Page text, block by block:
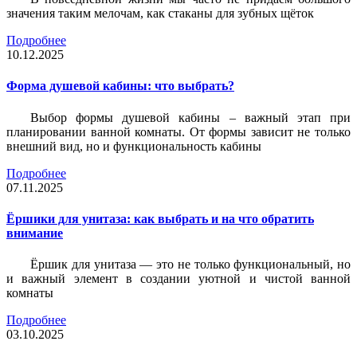
значения таким мелочам, как стаканы для зубных щёток
Подробнее
10.12.2025
Форма душевой кабины: что выбрать?
Выбор формы душевой кабины – важный этап при
планировании ванной комнаты. От формы зависит не только
внешний вид, но и функциональность кабины
Подробнее
07.11.2025
Ёршики для унитаза: как выбрать и на что обратить
внимание
Ёршик для унитаза — это не только функциональный, но
и важный элемент в создании уютной и чистой ванной
комнаты
Подробнее
03.10.2025